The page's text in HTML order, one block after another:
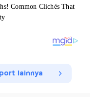
lainnya